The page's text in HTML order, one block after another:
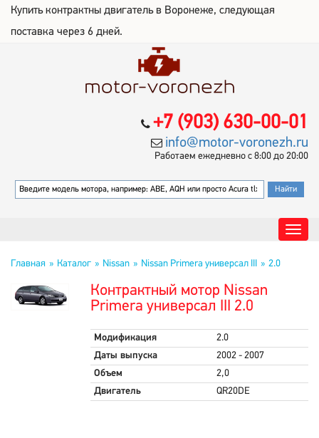
Купить контрактны двигатель в Воронеже, следующая
поставка через 6 дней.
+7 (903) 630-00-01
info@motor-voronezh.ru
Работаем ежедневно с 8:00 до 20:00
Главная Каталог Nissan Nissan Primera универсал III 2.0
Контрактный мотор Nissan
Primera универсал III 2.0
Модификация
2.0
Даты выпуска
2002 - 2007
Объем
2,0
Двигатель
QR20DE